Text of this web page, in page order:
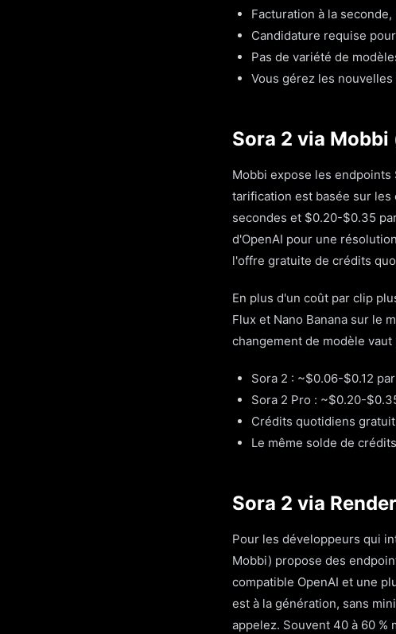
Facturation à la
Candidature requise
Pas de variété de
Vous gérez les
Sora 2 via
Mobbi expose les
tarification est basée sur
secondes et $0.20-$0.35
d'OpenAI pour une
l'offre gratuite de crédits
En plus d'un coût par clip
Flux et Nano Banana sur le
changement de modèle
Sora 2 : ~$0.06-$0.12
Sora 2 Pro : ~$0.20-
Crédits quotidiens
Le même solde de
Sora 2 via
Pour les développeurs qui
Mobbi) propose des
compatible OpenAI et une
est à la génération, sans
appelez. Souvent 40 à 60 %